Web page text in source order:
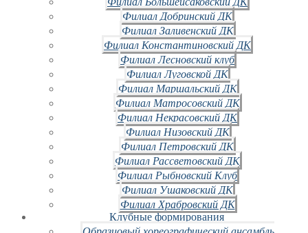
Филиал Добринский ДК
Филиал Заливенский ДК
Филиал Константиновский ДК
Филиал Лесновский клуб
Филиал Луговской ДК
Филиал Маршальский ДК
Филиал Матросовский ДК
Филиал Некрасовский ДК
Филиал Низовский ДК
Филиал Петровский ДК
Филиал Рассветовский ДК
Филиал Рыбновский Клуб
Филиал Ушаковский ДК
Филиал Храбровский ДК
Клубные формирования